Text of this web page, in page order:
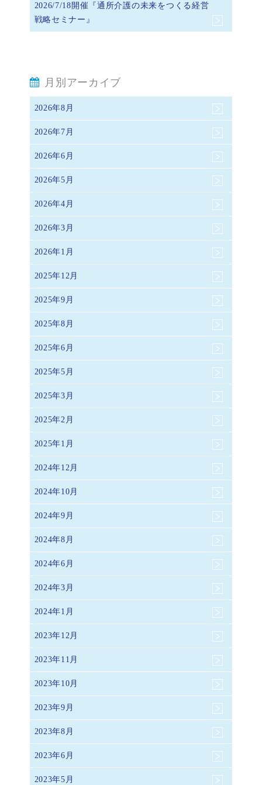
2026/7/18開催『通所介護の未来をつくる経営
戦略セミナー』
月別アーカイブ
2026年8月
2026年7月
2026年6月
2026年5月
2026年4月
2026年3月
2026年1月
2025年12月
2025年9月
2025年8月
2025年6月
2025年5月
2025年3月
2025年2月
2025年1月
2024年12月
2024年10月
2024年9月
2024年8月
2024年6月
2024年3月
2024年1月
2023年12月
2023年11月
2023年10月
2023年9月
2023年8月
2023年6月
2023年5月